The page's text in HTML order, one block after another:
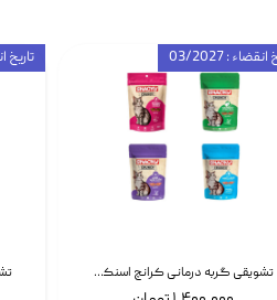
تاریخ
تشویقی گربه درمانی کرانچ اسنکی با طعم میکس Snacky Crunch Cat Treats وزن 60 گرم بسته 4 عددی
: 03/2027